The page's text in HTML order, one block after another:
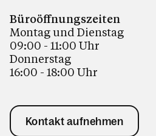
Büroöffnungszeiten
Montag und Dienstag
09:00 - 11:00 Uhr
Donnerstag
16:00 - 18:00 Uhr
Kontakt aufnehmen